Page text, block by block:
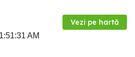
Vezi pe hartă
AM